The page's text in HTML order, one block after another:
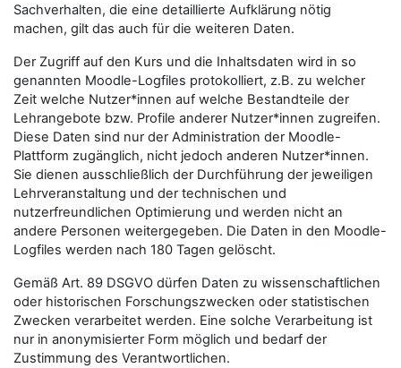
Sachverhalten, die eine detaillierte Aufklärung nötig
machen, gilt das auch für die weiteren Daten.
Der Zugriff auf den Kurs und die Inhaltsdaten wird in so
genannten Moodle-Logfiles protokolliert, z.B. zu welcher
Zeit welche Nutzer*innen auf welche Bestandteile der
Lehrangebote bzw. Profile anderer Nutzer*innen zugreifen.
Diese Daten sind nur der Administration der Moodle-
Plattform zugänglich, nicht jedoch anderen Nutzer*innen.
Sie dienen ausschließlich der Durchführung der jeweiligen
Lehrveranstaltung und der technischen und
nutzerfreundlichen Optimierung und werden nicht an
andere Personen weitergegeben. Die Daten in den Moodle-
Logfiles werden nach 180 Tagen gelöscht.
Gemäß Art. 89 DSGVO dürfen Daten zu wissenschaftlichen
oder historischen Forschungszwecken oder statistischen
Zwecken verarbeitet werden. Eine solche Verarbeitung ist
nur in anonymisierter Form möglich und bedarf der
Zustimmung des Verantwortlichen.